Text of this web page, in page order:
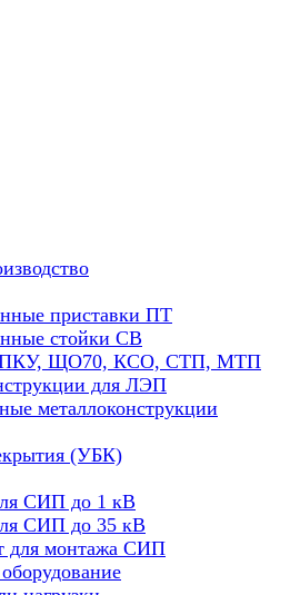
приставки ПТ
стойки СВ
ЩО70, КСО, СТП, МТП
для ЛЭП
металлоконструкции
(УБК)
СИП до 1 кВ
СИП до 35 кВ
для монтажа СИП